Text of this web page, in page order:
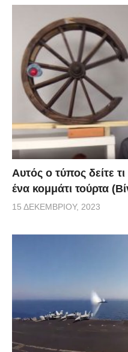
Αυτός ο τύπος δείτε
ένα κομμάτι τούρτα
15 ΔΕΚΕΜΒΡΊΟΥ, 2023